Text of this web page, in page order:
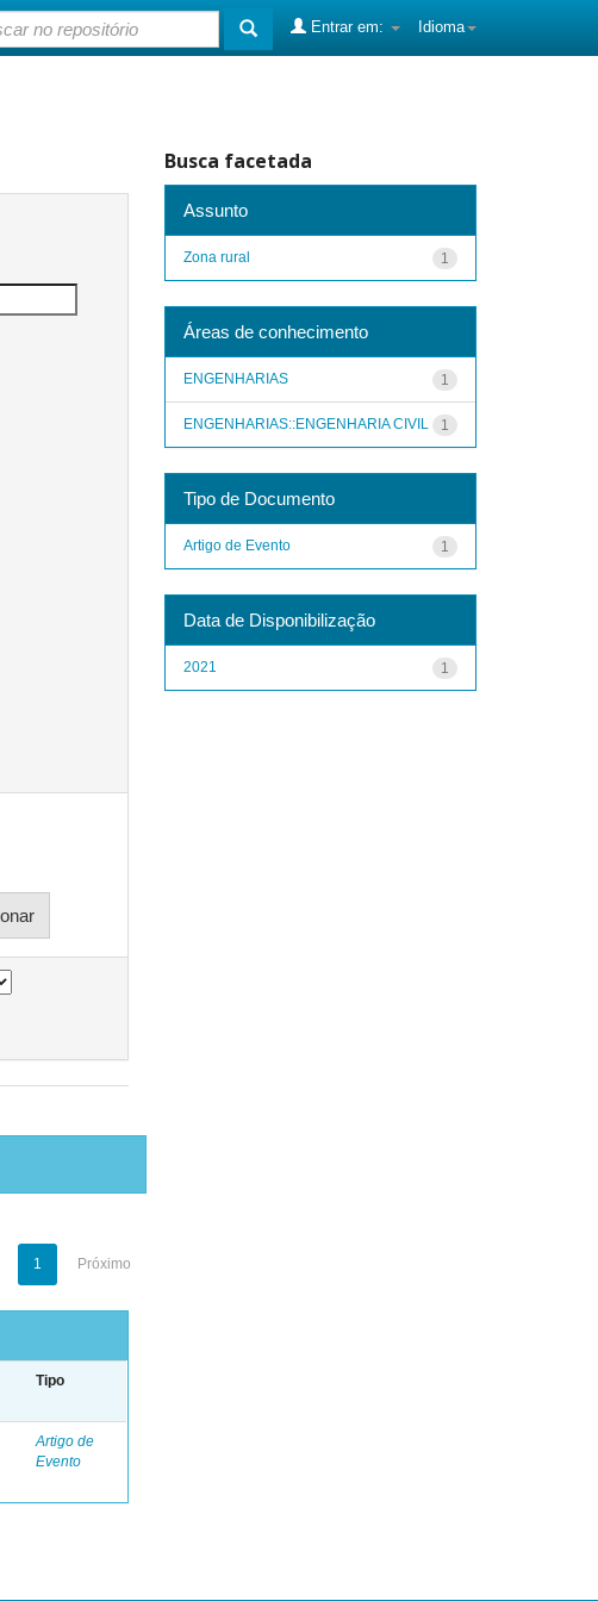
Idioma
Entrar em:
1 Próximo
Tipo
Artigo de
Evento
Busca facetada
Assunto
1
Zona rural
Áreas de conhecimento
1
ENGENHARIAS
1
ENGENHARIAS::ENGENHARIA CIVIL
Tipo de Documento
1
Artigo de Evento
Data de Disponibilização
1
2021